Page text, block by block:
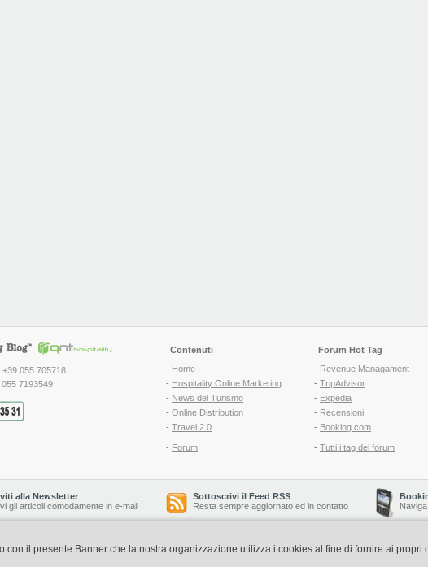
+39 055 705718
7193549
Contenuti
- Home
- Hospitality Online Marketing
- News del Turismo
- Online Distribution
- Travel 2.0
- Forum
Forum Hot Tag
- Revenue Managament
- TripAdvisor
- Expedia
- Recensioni
- Booking.com
- Tutti i tag del forum
alla Newsletter
gli articoli comodamente in e-mail
Sottoscrivi il Feed RSS
Resta sempre aggiornato ed in contatto
è realizzato e curato da Copyright © 2006-2026 QNT S.r.l.
con il presente Banner che la nostra organizzazione utilizza i cookies al fine di fornire ai